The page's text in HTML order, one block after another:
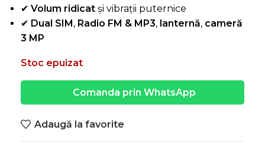
✔ Volum ridicat și vibrații puternice
✔ Dual SIM , Radio FM & MP3, lanternă, cameră
3 MP
Stoc epuizat
Comanda prin WhatsApp
Adaugă la favorite